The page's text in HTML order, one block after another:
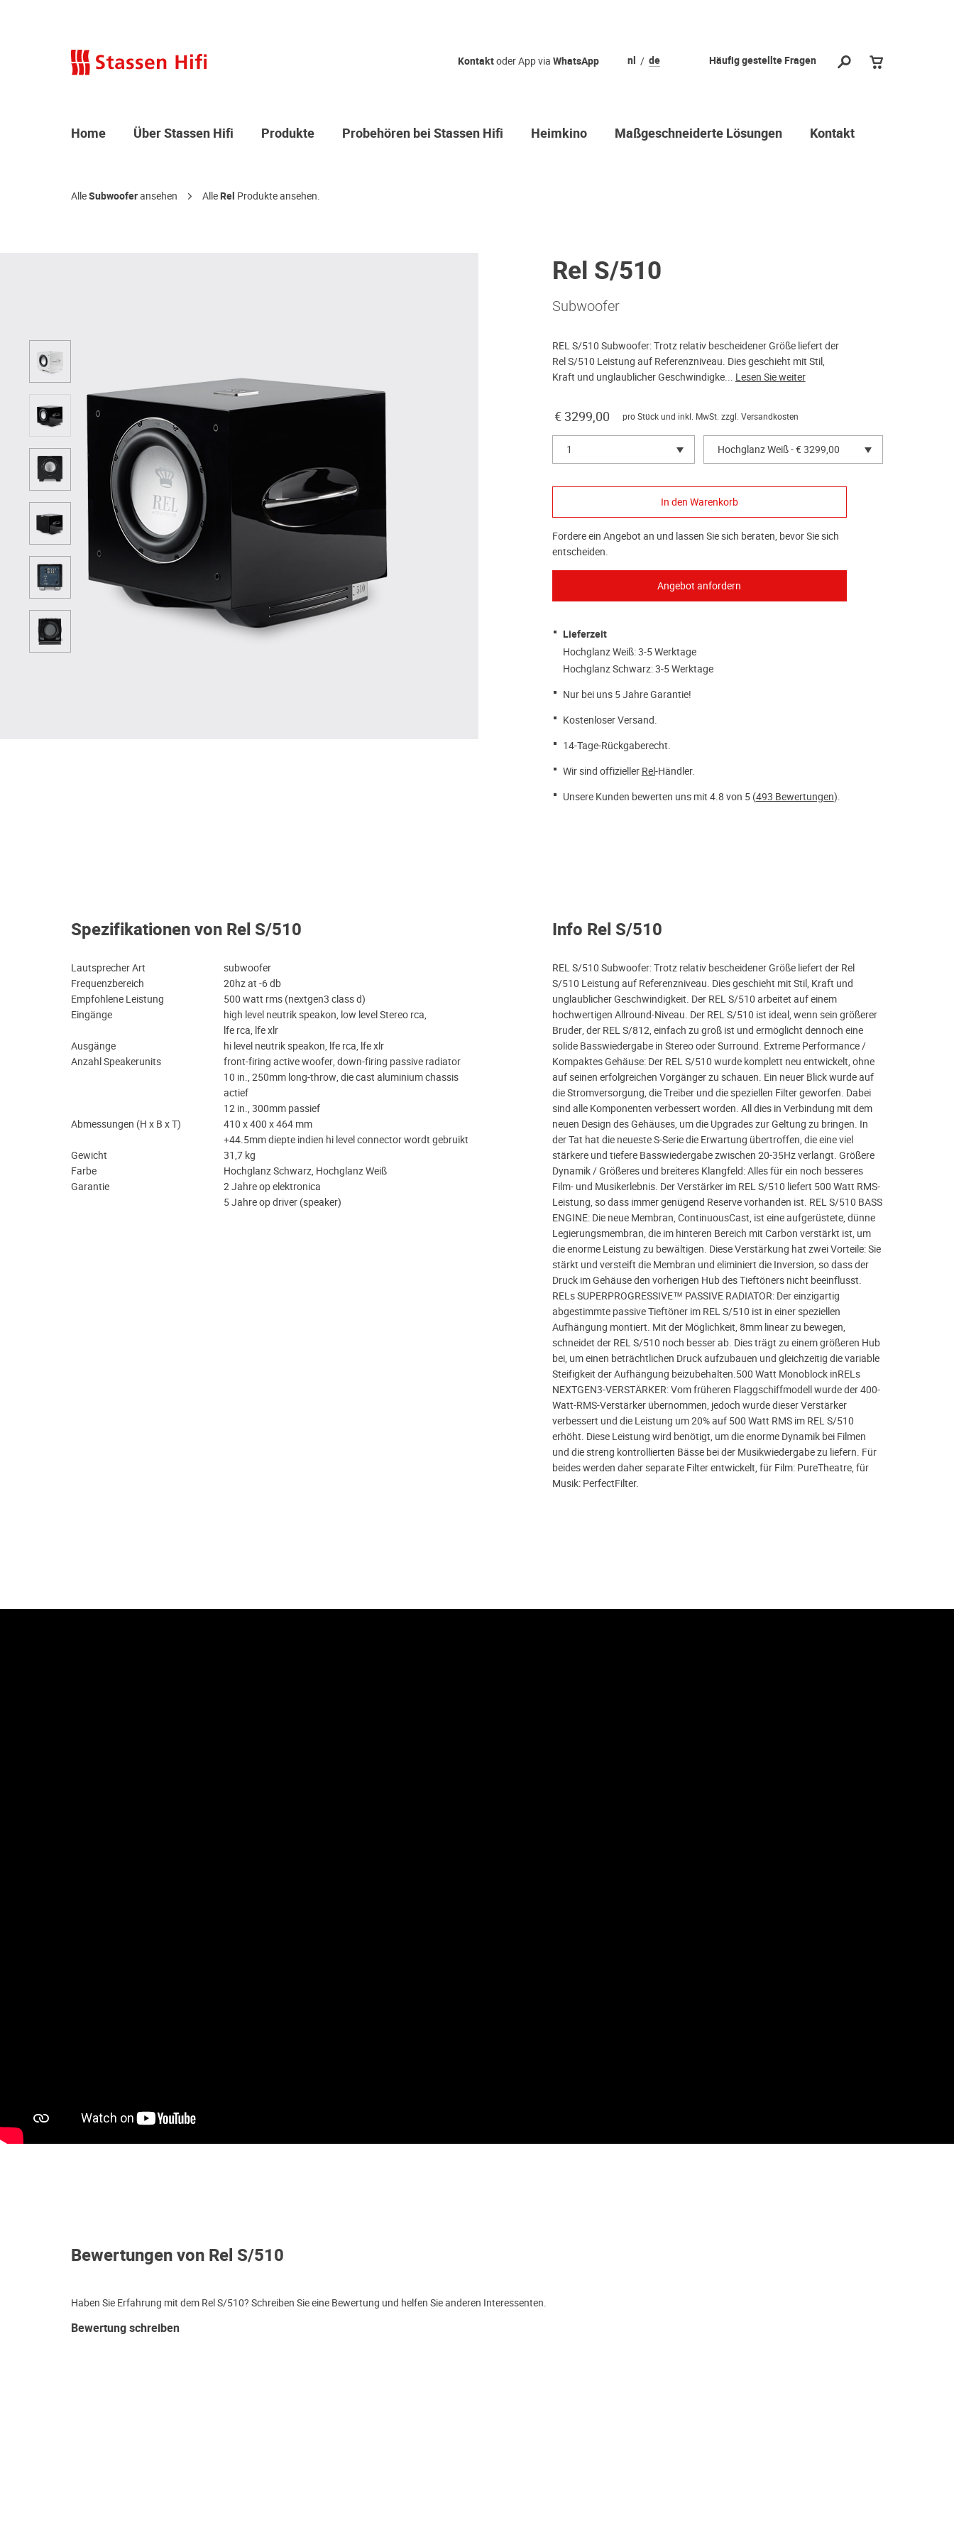
Häufig gestellte Fragen
nl de
Kontaktoder App via WhatsApp
Home Über Stassen Hifi Produkte Probehören bei Stassen Hifi Heimkino Maßgeschneiderte Lösungen Kontakt
AlleSubwooferansehen AlleRel Produkte ansehen.
Rel S/510
Subwoofer
REL S/510 Subwoofer: Trotz relativ bescheidener Größe liefert der
Rel S/510 Leistung auf Referenzniveau. Dies geschieht mit Stil,
Kraft und unglaublicher Geschwindigke... Lesen Sie weiter
€ 3299,00 pro Stück und inkl. MwSt. zzgl. Versandkosten
1 Hochglanz Weiß - € 3299,00
Fordere ein Angebot an und lassen Sie sich beraten, bevor Sie sich
entscheiden.
Lieferzeit
Hochglanz Weiß: 3-5 Werktage
Hochglanz Schwarz: 3-5 Werktage
Nur bei uns 5 Jahre Garantie!
Kostenloser Versand.
14-Tage-Rückgaberecht.
Wir sind offizieller Rel-Händler.
Unsere Kunden bewerten uns mit 4.8 von 5 (493 Bewertungen).
Spezifikationen von Rel S/510
Lautsprecher Art
subwoofer
Frequenzbereich
20hz at -6 db
Empfohlene Leistung
500 watt rms (nextgen3 class d)
Eingänge
high level neutrik speakon, low level Stereo rca,
lfe rca, lfe xlr
Ausgänge
hi level neutrik speakon, lfe rca, lfe xlr
Anzahl Speakerunits
front-firing active woofer, down-firing passive radiator
10 in., 250mm long-throw, die cast aluminium chassis
actief
12 in., 300mm passief
Abmessungen (H x B x T)
410 x 400 x 464 mm
+44.5mm diepte indien hi level connector wordt gebruikt
Gewicht
31,7 kg
Farbe
Hochglanz Schwarz, Hochglanz Weiß
Garantie
2 Jahre op elektronica
5 Jahre op driver (speaker)
Info Rel S/510
REL S/510 Subwoofer: Trotz relativ bescheidener Größe liefert der Rel
S/510 Leistung auf Referenzniveau. Dies geschieht mit Stil, Kraft und
unglaublicher Geschwindigkeit. Der REL S/510 arbeitet auf einem
hochwertigen Allround-Niveau. Der REL S/510 ist ideal, wenn sein größerer
Bruder, der REL S/812, einfach zu groß ist und ermöglicht dennoch eine
solide Basswiedergabe in Stereo oder Surround. Extreme Performance /
Kompaktes Gehäuse: Der REL S/510 wurde komplett neu entwickelt, ohne
auf seinen erfolgreichen Vorgänger zu schauen. Ein neuer Blick wurde auf
die Stromversorgung, die Treiber und die speziellen Filter geworfen. Dabei
sind alle Komponenten verbessert worden. All dies in Verbindung mit dem
neuen Design des Gehäuses, um die Upgrades zur Geltung zu bringen. In
der Tat hat die neueste S-Serie die Erwartung übertroffen, die eine viel
stärkere und tiefere Basswiedergabe zwischen 20-35Hz verlangt. Größere
Dynamik / Größeres und breiteres Klangfeld: Alles für ein noch besseres
Film- und Musikerlebnis. Der Verstärker im REL S/510 liefert 500 Watt RMS-
Leistung, so dass immer genügend Reserve vorhanden ist. REL S/510 BASS
ENGINE: Die neue Membran, ContinuousCast, ist eine aufgerüstete, dünne
Legierungsmembran, die im hinteren Bereich mit Carbon verstärkt ist, um
die enorme Leistung zu bewältigen. Diese Verstärkung hat zwei Vorteile: Sie
stärkt und versteift die Membran und eliminiert die Inversion, so dass der
Druck im Gehäuse den vorherigen Hub des Tieftöners nicht beeinflusst.
RELs SUPERPROGRESSIVE™ PASSIVE RADIATOR: Der einzigartig
abgestimmte passive Tieftöner im REL S/510 ist in einer speziellen
Aufhängung montiert. Mit der Möglichkeit, 8mm linear zu bewegen,
schneidet der REL S/510 noch besser ab. Dies trägt zu einem größeren Hub
bei, um einen beträchtlichen Druck aufzubauen und gleichzeitig die variable
Steifigkeit der Aufhängung beizubehalten.500 Watt Monoblock inRELs
NEXTGEN3-VERSTÄRKER: Vom früheren Flaggschiffmodell wurde der 400-
Watt-RMS-Verstärker übernommen, jedoch wurde dieser Verstärker
verbessert und die Leistung um 20% auf 500 Watt RMS im REL S/510
erhöht. Diese Leistung wird benötigt, um die enorme Dynamik bei Filmen
und die streng kontrollierten Bässe bei der Musikwiedergabe zu liefern. Für
beides werden daher separate Filter entwickelt, für Film: PureTheatre, für
Musik: PerfectFilter.
Bewertungen von Rel S/510
Haben Sie Erfahrung mit dem Rel S/510? Schreiben Sie eine Bewertung und helfen Sie anderen Interessenten.
Bewertung schreiben